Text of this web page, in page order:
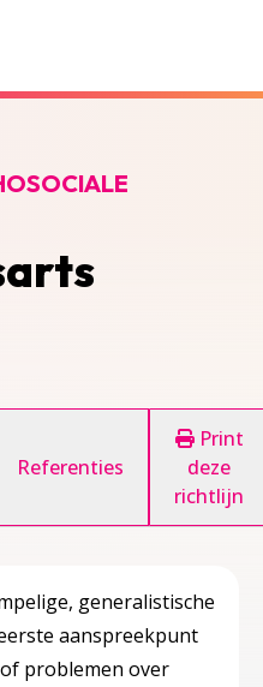
Referenties
Print
deze
richtlijn
generalistische
aanspreekpunt
problemen over